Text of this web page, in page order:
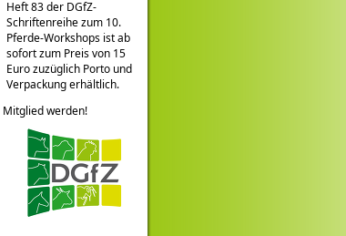
Heft 83 der DGfZ-
Schriftenreihe zum 10.
Pferde-Workshops ist ab
sofort zum Preis von 15
Euro zuzüglich Porto und
Verpackung erhältlich.
Mitglied werden!